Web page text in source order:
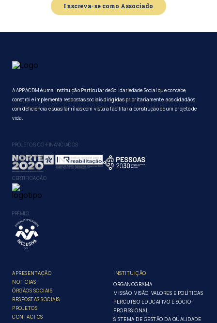
Inscreva-se como Associado
A APPACDM é uma Instituição Particular de Solidariedade Social que concebe,
constrói e implementa respostas sociais dirigidas prioritariamente, aos cidadãos
com deficiência e suas famílias com vista a facilitar a construção de um projeto de
vida.
PROJETOS CO-FINANCIADOS
CERTIFICAÇÃO
PRÉMIO
APRESENTAÇÃO
NOTÍCIAS
ÓRGÃOS SOCIAIS
RESPOSTAS SOCIAIS
PROJETOS
CONTACTOS
INSTITUIÇÃO
ORGANOGRAMA
MISSÃO, VISÃO, VALORES E POLÍTICAS
PERCURSO EDUCATIVO E SÓCIO-
PROFISSIONAL
SISTEMA DE GESTÃO DA QUALIDADE